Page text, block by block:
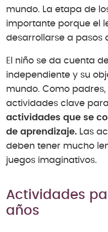
mundo. La etapa de
importante porque el
desarrollarse a pasos
El niño se da cuenta
independiente y su
mundo. Como
actividades clave
actividades que se
de aprendizaje. Las
deben tener mucho
juegos imaginativos.
Actividades
años